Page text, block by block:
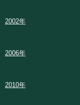
2002年
2006年
2010年